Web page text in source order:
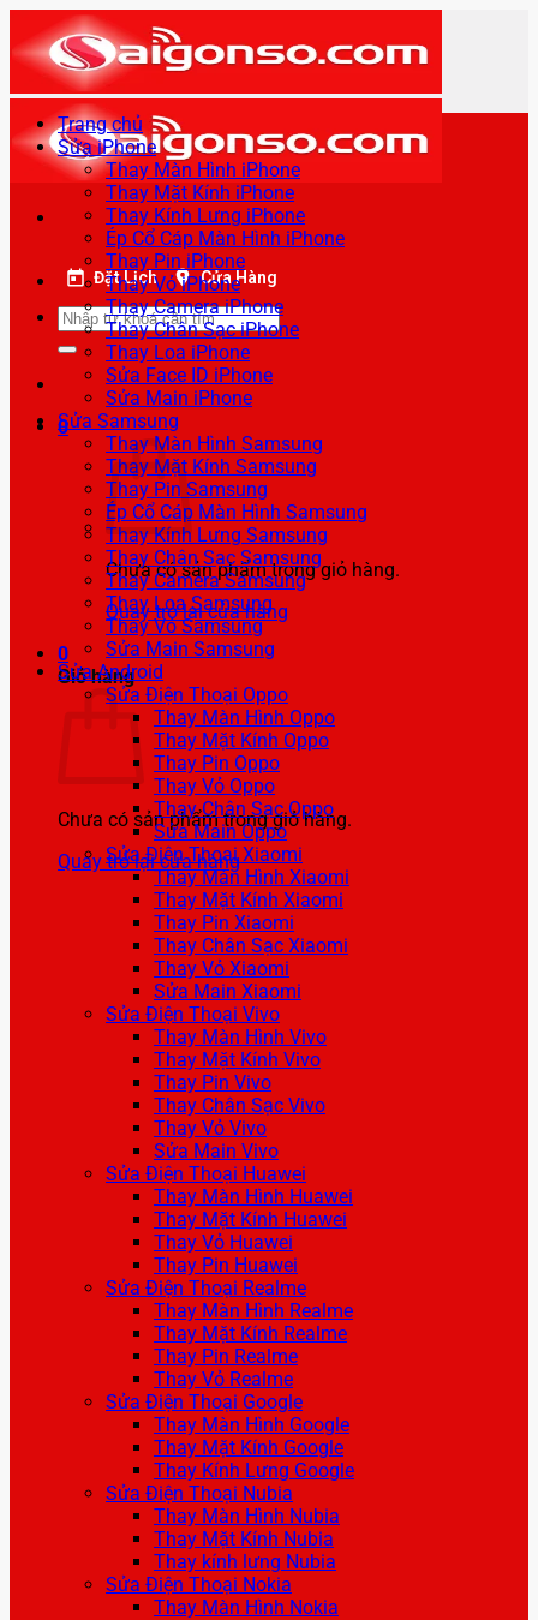
qua
nội
dung
Đặt Lịch Cửa Hàng
Tìm
kiếm:
0
Chưa có sản phẩm trong giỏ hàng.
Quay trở lại cửa hàng
0
Giỏ hàng
Chưa có sản phẩm trong giỏ hàng.
Quay trở lại cửa hàng
Trang chủ
Sửa iPhone
Thay Màn Hình iPhone
Thay Mặt Kính iPhone
Thay Kính Lưng iPhone
Ép Cổ Cáp Màn Hình iPhone
Thay Pin iPhone
Thay Vỏ iPhone
Thay Camera iPhone
Thay Chân Sạc iPhone
Thay Loa iPhone
Sửa Face ID iPhone
Sửa Main iPhone
Sửa Samsung
Thay Màn Hình Samsung
Thay Mặt Kính Samsung
Thay Pin Samsung
Ép Cổ Cáp Màn Hình Samsung
Thay Kính Lưng Samsung
Thay Chân Sạc Samsung
Thay Camera Samsung
Thay Loa Samsung
Thay Vỏ Samsung
Sửa Main Samsung
Sửa Android
Sửa Điện Thoại Oppo
Thay Màn Hình Oppo
Thay Mặt Kính Oppo
Thay Pin Oppo
Thay Vỏ Oppo
Thay Chân Sạc Oppo
Sửa Main Oppo
Sửa Điện Thoại Xiaomi
Thay Màn Hình Xiaomi
Thay Mặt Kính Xiaomi
Thay Pin Xiaomi
Thay Chân Sạc Xiaomi
Thay Vỏ Xiaomi
Sửa Main Xiaomi
Sửa Điện Thoại Vivo
Thay Màn Hình Vivo
Thay Mặt Kính Vivo
Thay Pin Vivo
Thay Chân Sạc Vivo
Thay Vỏ Vivo
Sửa Main Vivo
Sửa Điện Thoại Huawei
Thay Màn Hình Huawei
Thay Mặt Kính Huawei
Thay Vỏ Huawei
Thay Pin Huawei
Sửa Điện Thoại Realme
Thay Màn Hình Realme
Thay Mặt Kính Realme
Thay Pin Realme
Thay Vỏ Realme
Sửa Điện Thoại Google
Thay Màn Hình Google
Thay Mặt Kính Google
Thay Kính Lưng Google
Sửa Điện Thoại Nubia
Thay Màn Hình Nubia
Thay Mặt Kính Nubia
Thay kính lưng Nubia
Sửa Điện Thoại Nokia
Thay Màn Hình Nokia